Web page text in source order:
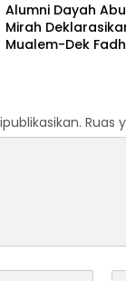
Alumni Dayah
Mirah
Mualem-Dek Fadh
Ruas